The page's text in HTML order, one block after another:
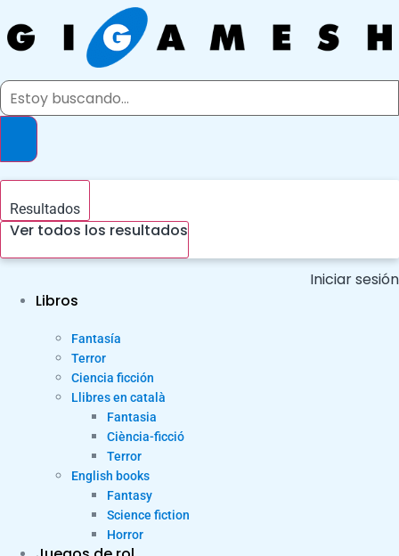
al
contenido
Search
Resultados
Ver todos los resultados
Iniciar sesión
Libros
Fantasía
Terror
Ciencia ficción
Llibres en català
Fantasia
Ciència-ficció
Terror
English books
Fantasy
Science fiction
Horror